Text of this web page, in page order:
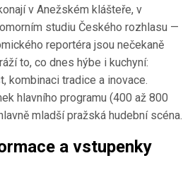
v Anežském klášteře, v
studiu Českého rozhlasu —
reportéra jsou nečekaně
to, co dnes hýbe i kuchyní:
kombinaci tradice a inovace.
hlavního programu (400 až 800
mladší pražská hudební scéna.
a vstupenky